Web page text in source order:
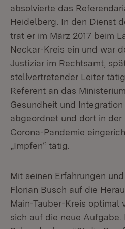
absolvierte das
Heidelberg. In den Dienst
trat er im März 2017 beim
Neckar-Kreis ein und war
Justiziar im Rechtsamt,
stellvertretender Leiter
Referent an das
Gesundheit und
abgeordnet und dort in
Corona-Pandemie
„Impfen“ tätig.
Mit seinen Erfahrungen
Florian Busch auf die
Main-Tauber-Kreis optimal
sich auf die neue Aufgabe.